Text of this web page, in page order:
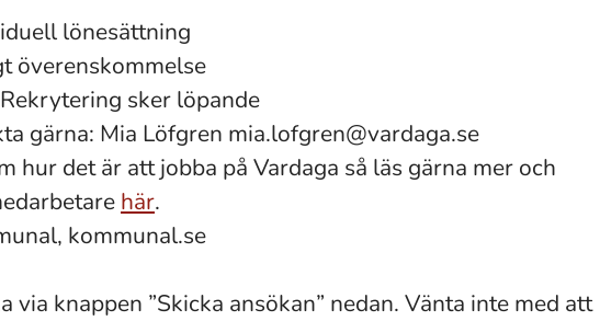
lönesättning
överenskommelse
sker löpande
gärna: Mia Löfgren mia.lofgren@vardaga.se
hur det är att jobba på Vardaga så läs gärna mer och
här.
kommunal.se
via knappen ”Skicka ansökan” nedan. Vänta inte med att